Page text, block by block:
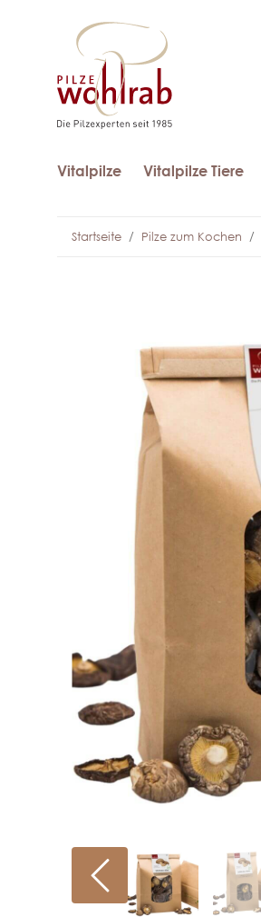
Vitalpilze Vitalpilze Tiere
Startseite Pilze zum Kochen